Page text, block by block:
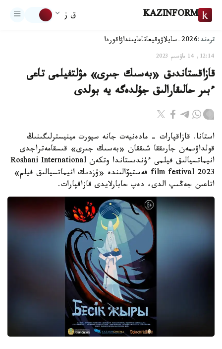
KAZINFORM ق ز
ترەند:2026-سايلاۋ وقيعاتاعايىنداۋاقوردا
12:14, 14 ماۋسىم 2023
قازاقستاندىق «بەسىك جىرى» مۋلتفيلمى تاعى
ءبىر حالىقارالىق جۇلدەگە يە بولدى
استانا. قازاقپارات - مادەنيەت جانە سپورت مينيسترلىگىنىڭ
قولداۋىمەن جارىققا شىققان «بەسىك جىرى» قىسقامەتراجدى
انيماتسيالىق فيلمى ءۇندىستاندا وتكەن Roshani International
film festival 2023 فەستيۆالىندە «ۇزدىك انيماتسيالىق فيلم»
اتاعىن جەڭىپ الدى، دەپ حابارلايدى قازاقپارات.